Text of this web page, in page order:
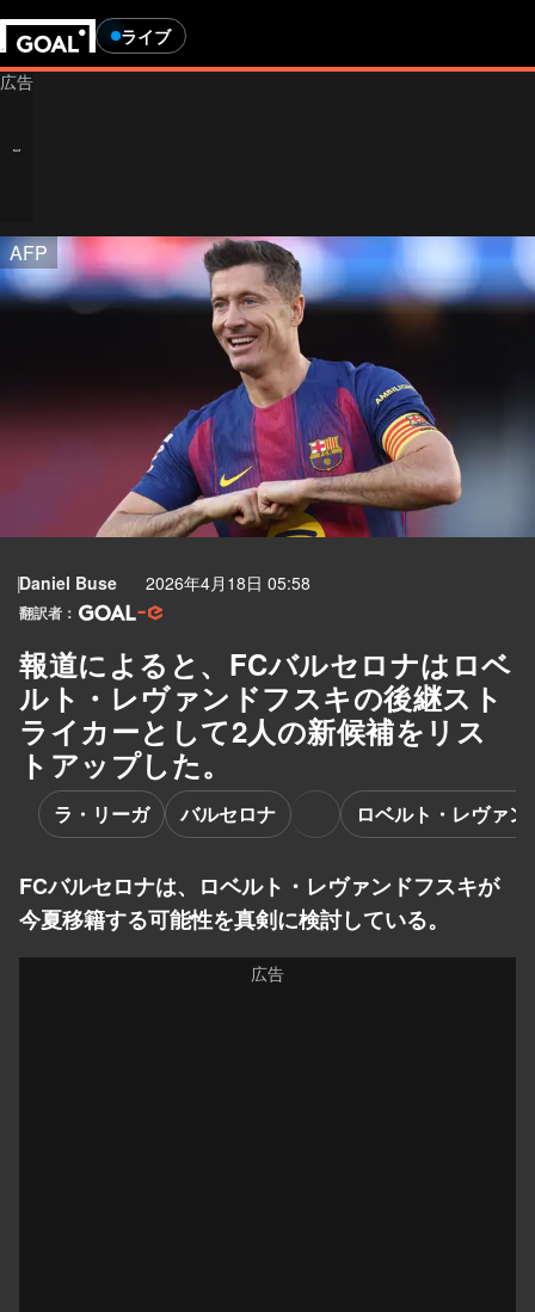
ライブ
AFP
Daniel Buse 2026年4月18日 05:58
翻訳者：
報道によると、FCバルセロナはロベ
ルト・レヴァンドフスキの後継スト
ライカーとして2人の新候補をリス
トアップした。
ラ・リーガ バルセロナ ロベルト・レヴァ
FCバルセロナは、ロベルト・レヴァンドフスキが
今夏移籍する可能性を真剣に検討している。